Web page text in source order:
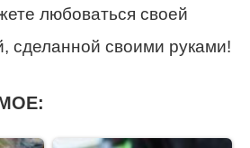
любоваться своей
сделанной своими руками!